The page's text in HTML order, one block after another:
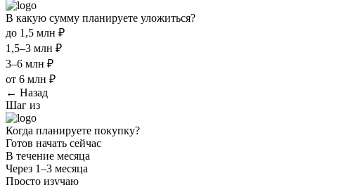
В какую сумму планируете уложиться?
до 1,5 млн ₽
1,5–3 млн ₽
3–6 млн ₽
от 6 млн ₽
← Назад
Шаг из
Когда планируете покупку?
Готов начать сейчас
В течение месяца
Через 1–3 месяца
Просто изучаю